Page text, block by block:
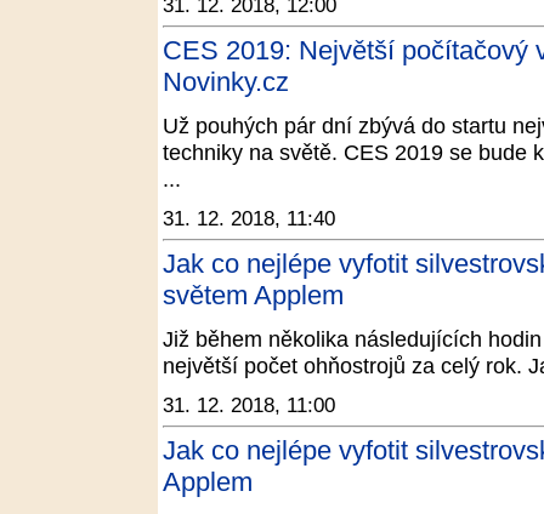
31. 12. 2018, 12:00
CES 2019: Největší počítačový
Novinky.cz
Už pouhých pár dní zbývá do startu
techniky na světě. CES 2019 se bude
...
31. 12. 2018, 11:40
Jak co nejlépe vyfotit
světem Applem
Již během několika následujících
největší počet ohňostrojů za celý rok.
31. 12. 2018, 11:00
Jak co nejlépe vyfotit
Applem